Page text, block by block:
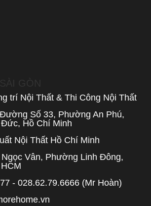
trí Nội Thất & Thi Công Nội Thất
Số 33, Phường An Phú,
Hồ Chí Minh
Nội Thất Hồ Chí Minh
Vân, Phường Linh Đông,
- 028.62.79.6666 (Mr Hoàn)